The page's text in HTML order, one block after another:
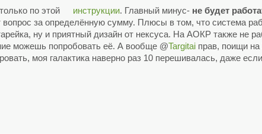
по этой инструкции. Главный минус- не будет
за определённую сумму. Плюсы в том, что система
ну и приятный дизайн от нексуса. На АОКР также не
можешь попробовать её. А вообще @Targitai прав, поищи
моя галактика наверно раз 10 перешивалась, даже